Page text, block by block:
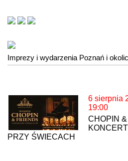
Imprezy i wydarzenia Poznań i
6 sierpnia
19:00
CHOPIN
PRZY ŚWIECACH